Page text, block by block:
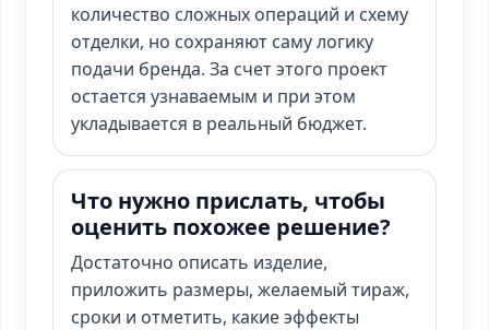
количество сложных операций и схему
отделки, но сохраняют саму логику
подачи бренда. За счет этого проект
остается узнаваемым и при этом
укладывается в реальный бюджет.
Что нужно прислать, чтобы
оценить похожее решение?
Достаточно описать изделие,
приложить размеры, желаемый тираж,
сроки и отметить, какие эффекты